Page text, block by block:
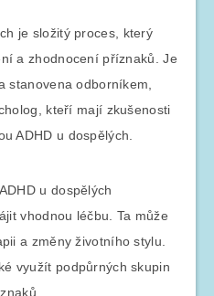
je složitý proces, který
a zhodnocení příznaků. Je
stanovena odborníkem,
kteří mají zkušenosti
ADHD u dospělých.
u dospělých
vhodnou léčbu. Ta může
a změny životního stylu.
využít podpůrných skupin